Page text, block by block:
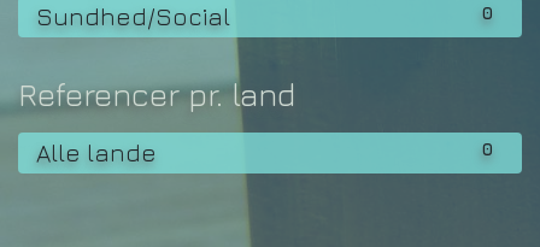
0
Sundhed/Social
Referencer pr. land
0
Alle lande